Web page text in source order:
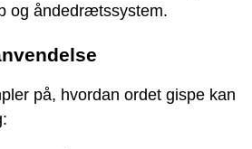
og åndedrætssystem.
på, hvordan ordet gispe kan